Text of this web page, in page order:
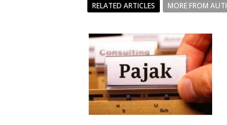
RELATED ARTICLES MORE FROM